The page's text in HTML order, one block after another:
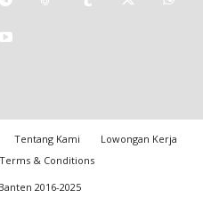
Tentang Kami
Lowongan Kerja
Terms & Conditions
2016-2025